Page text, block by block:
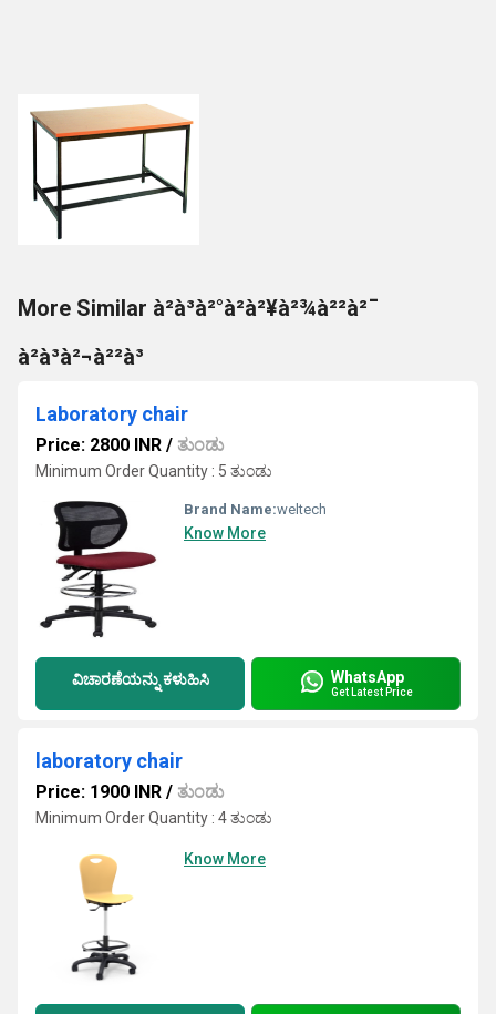
More Similar à²à³à²°à²à²¥à²¾à²²à²¯
à²à³à²¬à²²à³
Laboratory chair
Price: 2800 INR / ತುಂಡು
Minimum Order Quantity : 5 ತುಂಡು
Brand Name:weltech
Know More
ವಿಚಾರಣೆಯನ್ನು ಕಳುಹಿಸಿ WhatsApp
Get Latest Price
laboratory chair
Price: 1900 INR / ತುಂಡು
Minimum Order Quantity : 4 ತುಂಡು
Know More